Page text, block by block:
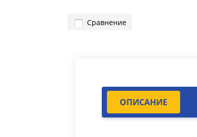
Сравнение
ОПИСАНИЕ